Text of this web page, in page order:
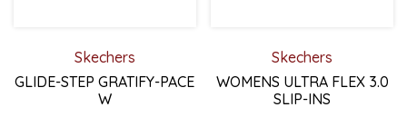
Skechers
GLIDE-STEP GRATIFY-PACE
W
Skechers
WOMENS ULTRA FLEX 3.0
SLIP-INS